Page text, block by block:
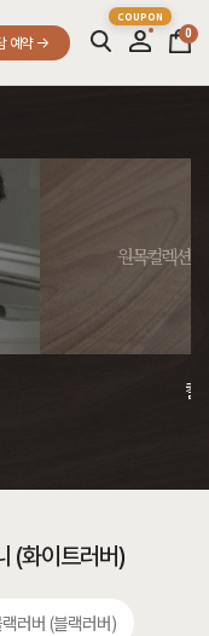
예약
0
원목컬렉션,
컬
(화이트러버)
러버 (블랙러버)